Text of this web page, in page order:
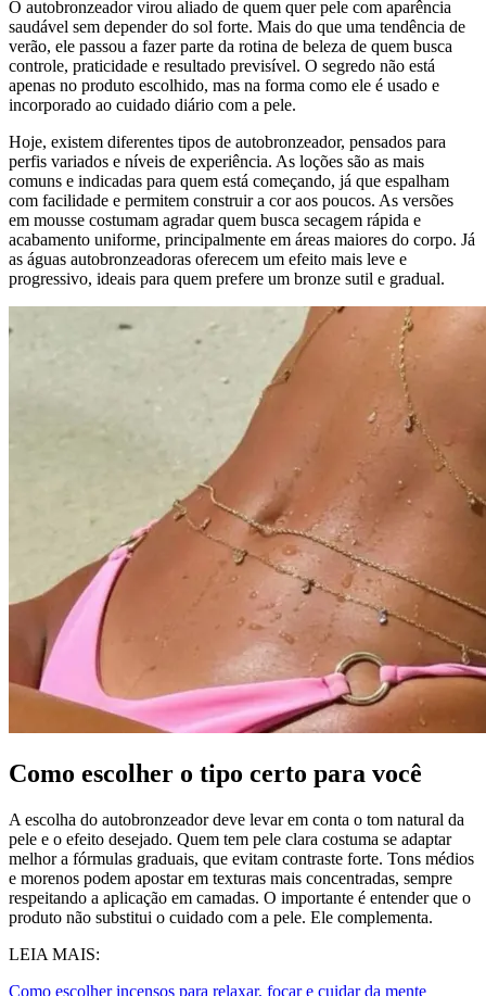
O autobronzeador virou aliado de quem quer pele com aparência
saudável sem depender do sol forte. Mais do que uma tendência de
verão, ele passou a fazer parte da rotina de beleza de quem busca
controle, praticidade e resultado previsível. O segredo não está
apenas no produto escolhido, mas na forma como ele é usado e
incorporado ao cuidado diário com a pele.
Hoje, existem diferentes tipos de autobronzeador, pensados para
perfis variados e níveis de experiência. As loções são as mais
comuns e indicadas para quem está começando, já que espalham
com facilidade e permitem construir a cor aos poucos. As versões
em mousse costumam agradar quem busca secagem rápida e
acabamento uniforme, principalmente em áreas maiores do corpo. Já
as águas autobronzeadoras oferecem um efeito mais leve e
progressivo, ideais para quem prefere um bronze sutil e gradual.
Como escolher o tipo certo para você
A escolha do autobronzeador deve levar em conta o tom natural da
pele e o efeito desejado. Quem tem pele clara costuma se adaptar
melhor a fórmulas graduais, que evitam contraste forte. Tons médios
e morenos podem apostar em texturas mais concentradas, sempre
respeitando a aplicação em camadas. O importante é entender que o
produto não substitui o cuidado com a pele. Ele complementa.
LEIA MAIS:
Como escolher incensos para relaxar, focar e cuidar da mente